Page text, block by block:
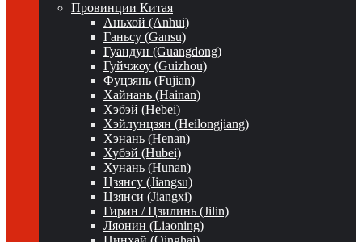
Провинции Китая
Аньхой (Anhui)
Ганьсу (Gansu)
Гуандун (Guangdong)
Гуйчжоу (Guizhou)
Фуцзянь (Fujian)
Хайнань (Hainan)
Хэбэй (Hebei)
Хэйлунцзян (Heilongjiang)
Хэнань (Henan)
Хубэй (Hubei)
Хунань (Hunan)
Цзянсу (Jiangsu)
Цзянси (Jiangxi)
Гирин / Цзилинь (Jilin)
Ляонин (Liaoning)